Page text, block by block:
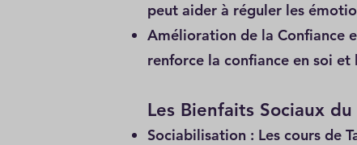
peut aider à réguler les
Amélioration de la Confiance
renforce la confiance en soi
Les Bienfaits Sociaux du
Sociabilisation : Les cours de